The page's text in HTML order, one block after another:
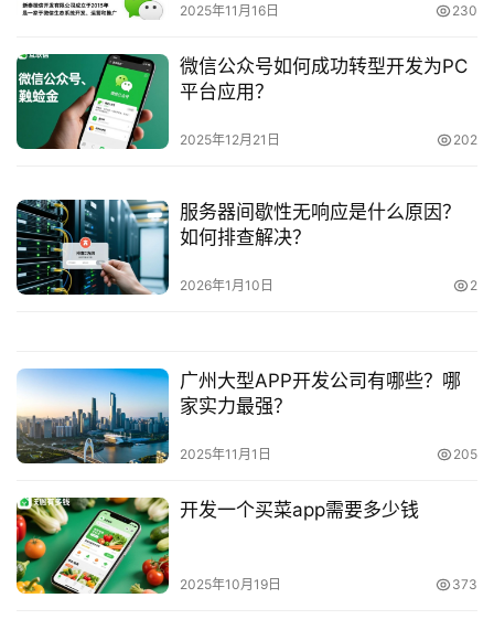
2025年11月16日 230
微信公众号如何成功转型开发为PC
平台应用？
2025年12月21日 202
服务器间歇性无响应是什么原因？
如何排查解决？
2026年1月10日 2
广州大型APP开发公司有哪些？哪
家实力最强？
2025年11月1日 205
开发一个买菜app需要多少钱
2025年10月19日 373